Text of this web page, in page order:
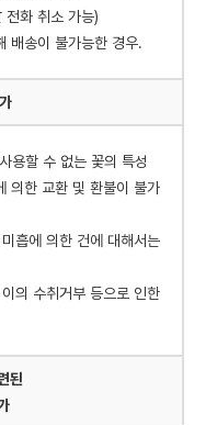
전화 취소 가능)
배송이 불가능한 경우.
용할 수 없는 꽃의 특성
의한 교환 및 환불이 불가
흡에 의한 건에 대해서는
의 수취거부 등으로 인한
된